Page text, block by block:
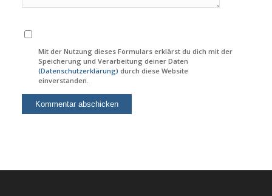
Mit der Nutzung dieses Formulars erklärst du dich mit der
Speicherung und Verarbeitung deiner Daten
(Datenschutzerklärung) durch diese Website
einverstanden.